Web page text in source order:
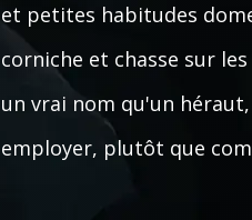
et petites habitudes
corniche et chasse sur
un vrai nom qu'un
employer, plutôt que